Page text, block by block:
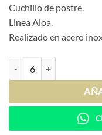
Cuchillo de postre.
Linea Aloa.
Realizado en acero